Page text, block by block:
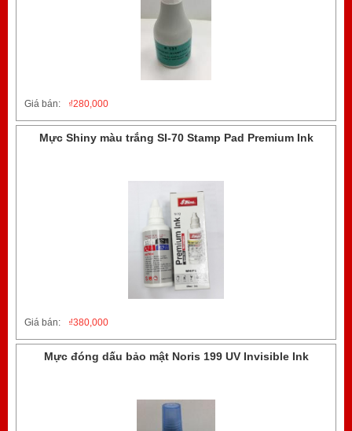
Giá bán: 280,000
₫
Mực Shiny màu trắng SI-70 Stamp Pad Premium Ink
Giá bán: 380,000
₫
Mực đóng dấu bảo mật Noris 199 UV Invisible Ink